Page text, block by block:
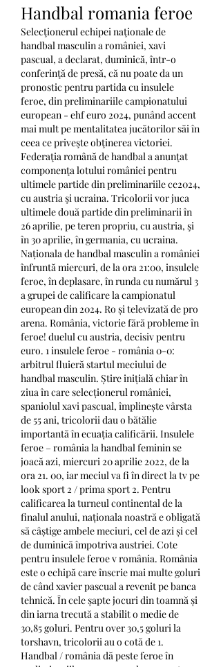
Handbal romania feroe
Selecţionerul echipei naţionale de
handbal masculin a româniei, xavi
pascual, a declarat, duminică, într-o
conferinţă de presă, că nu poate da un
pronostic pentru partida cu insulele
feroe, din preliminariile campionatului
european - ehf euro 2024, punând accent
mai mult pe mentalitatea jucătorilor săi în
ceea ce priveşte obţinerea victoriei.
Federaţia română de handbal a anunţat
componenţa lotului româniei pentru
ultimele partide din preliminariile ce2024,
cu austria şi ucraina. Tricolorii vor juca
ultimele două partide din preliminarii în
26 aprilie, pe teren propriu, cu austria, şi
în 30 aprilie, în germania, cu ucraina.
Naționala de handbal masculin a româniei
înfruntă miercuri, de la ora 21:00, insulele
feroe, în deplasare, în runda cu numărul 3
a grupei de calificare la campionatul
european din 2024. Ro și televizată de pro
arena. România, victorie fără probleme în
feroe! duelul cu austria, decisiv pentru
euro. 1 insulele feroe - românia 0-0:
arbitrul fluieră startul meciului de
handbal masculin. Știre inițială chiar în
ziua în care selecționerul româniei,
spaniolul xavi pascual, împlinește vârsta
de 55 ani, tricolorii dau o bătălie
importantă în ecuația calificării. Insulele
feroe – românia la handbal feminin se
joacă azi, miercuri 20 aprilie 2022, de la
ora 21. 00, iar meciul va fi în direct la tv pe
look sport 2 / prima sport 2. Pentru
calificarea la turneul continental de la
finalul anului, naționala noastră e obligată
să câștige ambele meciuri, cel de azi și cel
de duminică împotriva austriei. Cote
pentru insulele feroe v românia. România
este o echipă care înscrie mai multe goluri
de când xavier pascual a revenit pe banca
tehnică. În cele șapte jocuri din toamnă și
din iarna trecută a stabilit o medie de
30,85 goluri. Pentru over 30,5 goluri la
torshavn, tricolorii au o cotă de 1.
Handbal / românia dă peste feroe în